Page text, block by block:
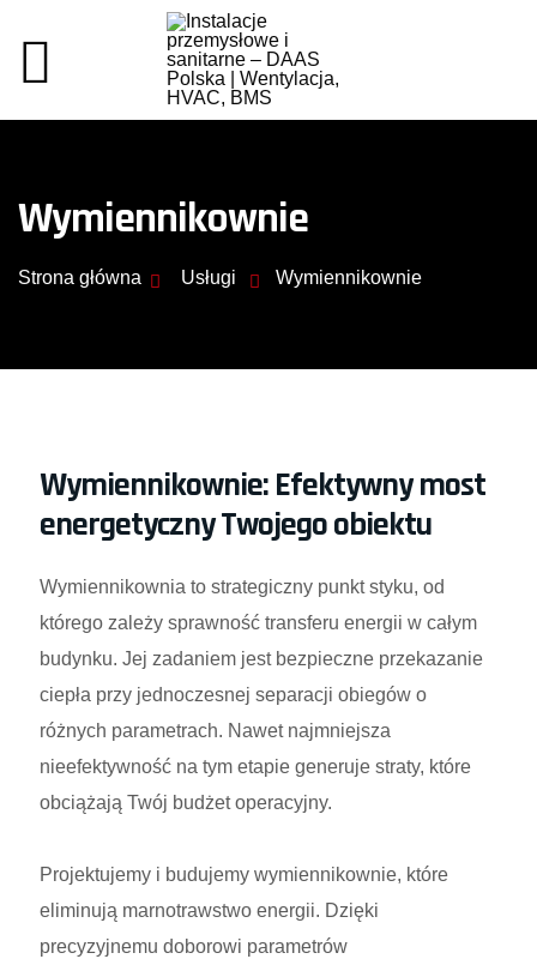
Wymiennikownie
Strona główna Usługi Wymiennikownie
Wymiennikownie: Efektywny most
energetyczny Twojego obiektu
Wymiennikownia to strategiczny punkt styku, od
którego zależy sprawność transferu energii w całym
budynku. Jej zadaniem jest bezpieczne przekazanie
ciepła przy jednoczesnej separacji obiegów o
różnych parametrach. Nawet najmniejsza
nieefektywność na tym etapie generuje straty, które
obciążają Twój budżet operacyjny.
Projektujemy i budujemy wymiennikownie, które
eliminują marnotrawstwo energii. Dzięki
precyzyjnemu doborowi parametrów